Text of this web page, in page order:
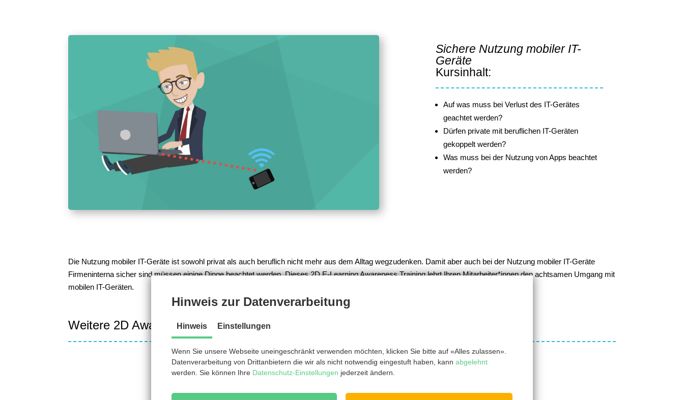
Hinweis zur Datenverarbeitung
Hinweis Einstellungen
Wenn Sie unsere Webseite uneingeschränkt verwenden möchten, klicken Sie bitte auf «Alles zulassen».
Datenverarbeitung von Drittanbietern die wir als nicht notwendig eingestuft haben, kann abgelehnt
werden. Sie können Ihre Datenschutz-Einstellungen jederzeit ändern.
Sichere Nutzung mobiler IT-
Geräte
Kursinhalt:
Auf was muss bei Verlust des IT-Gerätes
geachtet werden?
Dürfen private mit beruflichen IT-Geräten
gekoppelt werden?
Was muss bei der Nutzung von Apps beachtet
werden?
Die Nutzung mobiler IT-Geräte ist sowohl privat als auch beruflich nicht mehr aus dem Alltag wegzudenken. Damit aber auch bei der Nutzung mobiler IT-Geräte
Firmeninterna sicher sind müssen einige Dinge beachtet werden. Dieses 2D E-Learning Awareness Training lehrt Ihren Mitarbeiter*innen den achtsamen Umgang mit
mobilen IT-Geräten.
Weitere 2D Awareness Trainings: